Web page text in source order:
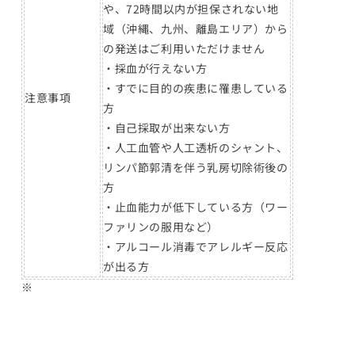
注意事項
や、72時間以内が担保されない地
域（沖縄、九州、離島エリア）から
の発送はご利用いただけません
・採血が行えない方
・すでに目的の疾患に罹患している
方
・自己採取が出来ない方
・人工血管や人工透析のシャント、
リンパ節郭清を伴う乳房切除術後の
方
・止血能力が低下している方（ワー
ファリンの服用など）
・アルコール消毒でアレルギー反応
が出る方
※